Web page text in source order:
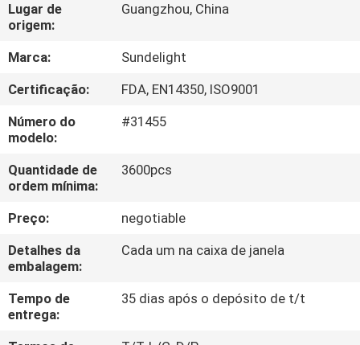
QUEM
SOMOS
FÁBRICA
CONTROLE
DE
QUALIDADE
FALE
CONOSCO
Lugar de
origem:
Guangzhou, China
Marca:
Sundelight
Certificação:
FDA, EN14350, ISO9001
Número do
modelo:
#31455
Quantidade de
ordem mínima:
3600pcs
Preço:
negotiable
Detalhes da
embalagem:
Cada um na caixa de janela
Tempo de
entrega:
35 dias após o depósito de t/t